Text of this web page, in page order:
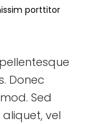
porttitor
Donec
Sed
vel